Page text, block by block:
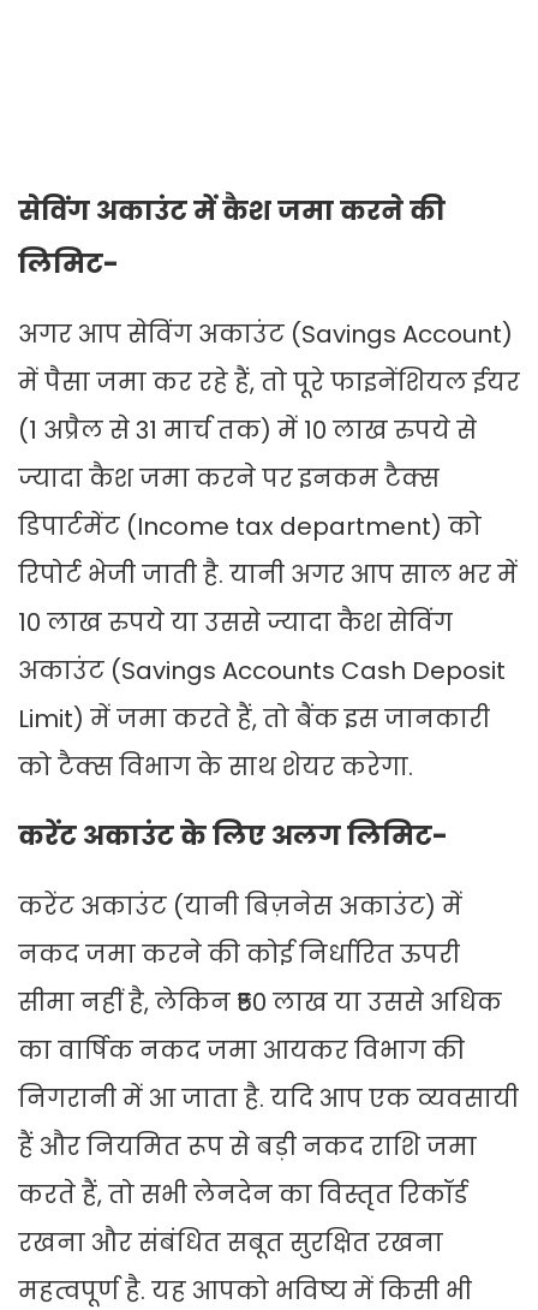
सेविंग अकाउंट में कैश जमा करने की
लिमिट-
अगर आप सेविंग अकाउंट (Savings Account)
में पैसा जमा कर रहे हैं, तो पूरे फाइनेंशियल ईयर
(1 अप्रैल से 31 मार्च तक) में 10 लाख रुपये से
ज्यादा कैश जमा करने पर इनकम टैक्स
डिपार्टमेंट (Income tax department) को
रिपोर्ट भेजी जाती है. यानी अगर आप साल भर में
10 लाख रुपये या उससे ज्यादा कैश सेविंग
अकाउंट (Savings Accounts Cash Deposit
Limit) में जमा करते हैं, तो बैंक इस जानकारी
को टैक्स विभाग के साथ शेयर करेगा.
करेंट अकाउंट के लिए अलग लिमिट-
करेंट अकाउंट (यानी बिज़नेस अकाउंट) में
नकद जमा करने की कोई निर्धारित ऊपरी
सीमा नहीं है, लेकिन ₹50 लाख या उससे अधिक
का वार्षिक नकद जमा आयकर विभाग की
निगरानी में आ जाता है. यदि आप एक व्यवसायी
हैं और नियमित रूप से बड़ी नकद राशि जमा
करते हैं, तो सभी लेनदेन का विस्तृत रिकॉर्ड
रखना और संबंधित सबूत सुरक्षित रखना
महत्वपूर्ण है. यह आपको भविष्य में किसी भी